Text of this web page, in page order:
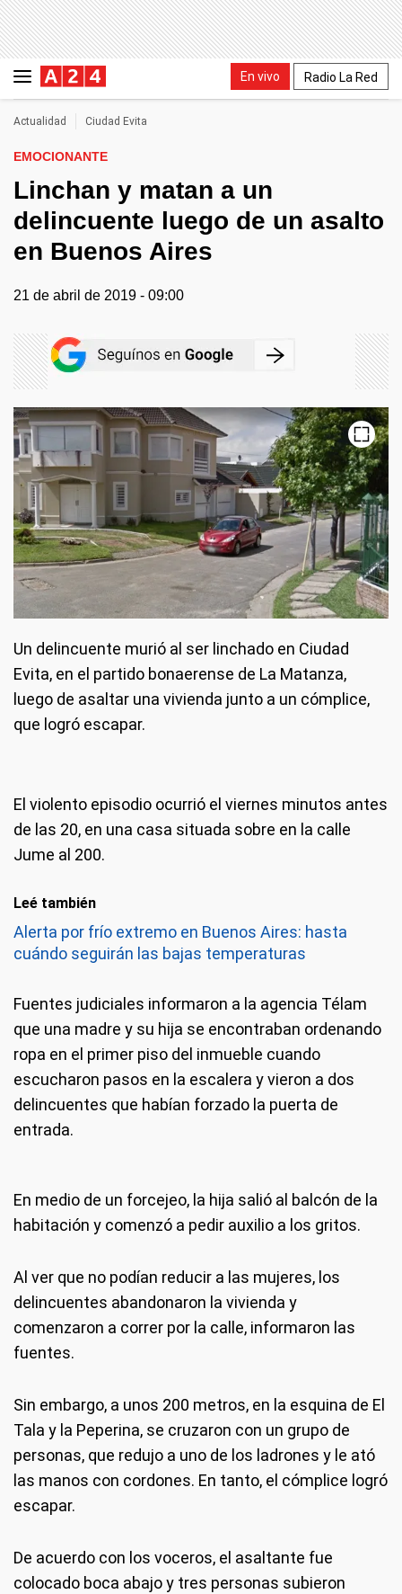
En vivo Radio La Red
Actualidad Ciudad Evita
EMOCIONANTE
Linchan y matan a un
delincuente luego de un asalto
en Buenos Aires
21 de abril de 2019 - 09:00
Un delincuente murió al ser linchado en Ciudad
Evita, en el partido bonaerense de La Matanza,
luego de asaltar una vivienda junto a un cómplice,
que logró escapar.
El violento episodio ocurrió el viernes minutos antes
de las 20, en una casa situada sobre en la calle
Jume al 200.
Leé también
Alerta por frío extremo en Buenos Aires: hasta
cuándo seguirán las bajas temperaturas
Fuentes judiciales informaron a la agencia Télam
que una madre y su hija se encontraban ordenando
ropa en el primer piso del inmueble cuando
escucharon pasos en la escalera y vieron a dos
delincuentes que habían forzado la puerta de
entrada.
En medio de un forcejeo, la hija salió al balcón de la
habitación y comenzó a pedir auxilio a los gritos.
Al ver que no podían reducir a las mujeres, los
delincuentes abandonaron la vivienda y
comenzaron a correr por la calle, informaron las
fuentes.
Sin embargo, a unos 200 metros, en la esquina de El
Tala y la Peperina, se cruzaron con un grupo de
personas, que redujo a uno de los ladrones y le ató
las manos con cordones. En tanto, el cómplice logró
escapar.
De acuerdo con los voceros, el asaltante fue
colocado boca abajo y tres personas subieron